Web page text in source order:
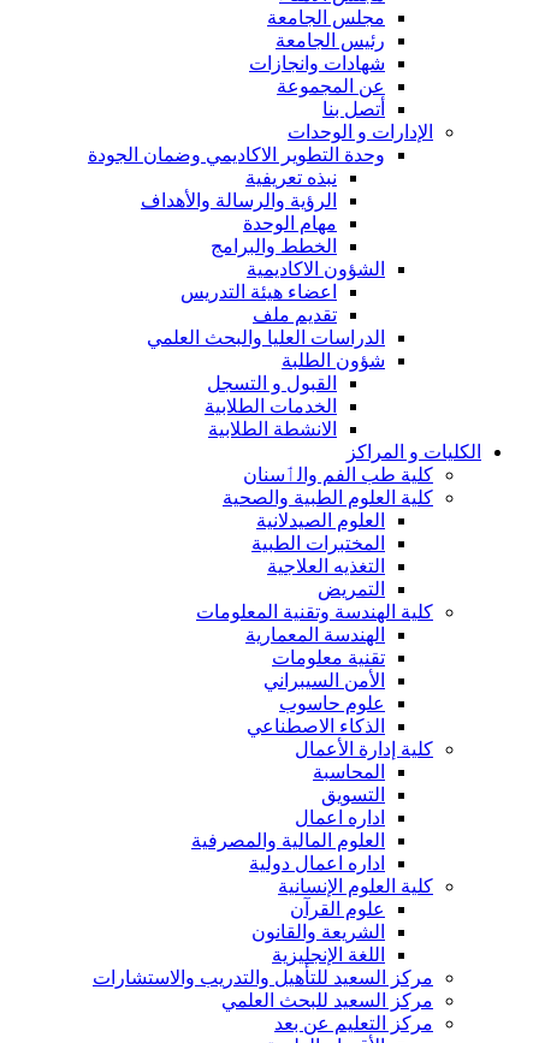
مجلس الجامعة
رئيس الجامعة
شهادات وانجازات
عن المجموعة
أتصل بنا
الإدارات و الوحدات
وحدة التطوير الاكاديمي وضمان الجودة
نبذه تعريفية
الرؤية والرسالة والأهداف
مهام الوحدة
الخطط والبرامج
الشؤون الاكاديمية
اعضاء هيئة التدريس
تقديم ملف
الدراسات العليا والبحث العلمي
شؤون الطلبة
القبول و التسجل
الخدمات الطلابية
الانشطة الطلابية
الكليات و المراكز
كلية طب الفم والٲسنان
كلية العلوم الطبية والصحية
العلوم الصيدلانية
المختبرات الطبية
التغذيه العلاجية
التمريض
كلية الهندسة وتقنية المعلومات
الهندسة المعمارية
تقنية معلومات
الأمن السيبراني
علوم حاسوب
الذكاء الاصطناعي
كلية إدارة الأعمال
المحاسبة
التسويق
اداره اعمال
العلوم المالية والمصرفية
اداره اعمال دولية
كلية العلوم الإنسانية
علوم القرآن
الشريعة والقانون
اللغة الإنجليزية
مركز السعيد للتأهيل والتدريب والاستشارات
مركز السعيد للبحث العلمي
مركز التعليم عن بعد